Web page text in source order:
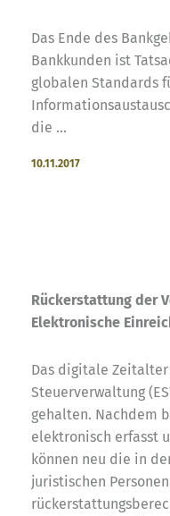
Das Ende des
Bankkunden ist
globalen Standards
die ...
10.11.2017
Rückerstattung der
Elektronische
Das digitale
Steuerverwaltung
gehalten. Nachdem
elektronisch erfasst
können neu die in
juristischen